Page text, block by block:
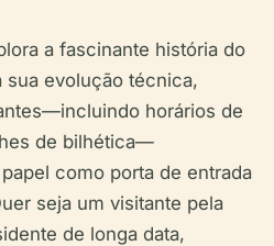
a fascinante história do
sua evolução técnica,
horários de
de bilhética—
como porta de entrada
seja um visitante pela
de longa data,